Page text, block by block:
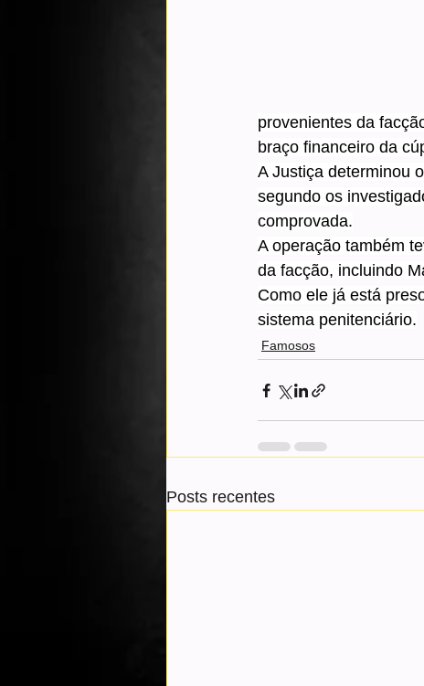
provenientes da
braço financeiro da
A Justiça determinou
segundo os
comprovada.
A operação também
da facção, incluindo
Como ele já está
sistema penitenciário.
Famosos
Posts recentes